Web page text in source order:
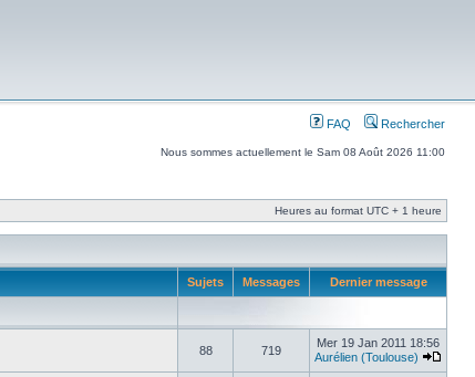
FAQ Rechercher
Nous sommes actuellement le Sam 08 Août 2026 11:00
Heures au format UTC + 1 heure
Sujets Messages Dernier message
88 719
Mer 19 Jan 2011 18:56
Aurélien (Toulouse)